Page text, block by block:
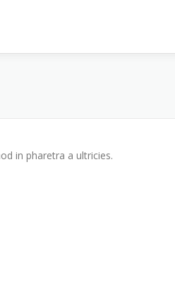
in pharetra a ultricies.